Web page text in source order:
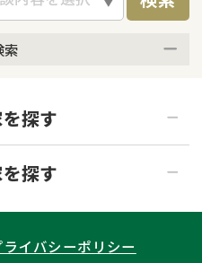
贈与税
相続人調査
不動産評価(相続不動
産)
不動産の相続
相続登記
調査・アンケート
索
土日祝の相談可能
を探す
青森県
を探す
遺産分割
ライバシーポリシー